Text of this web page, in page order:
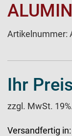
Artikelnummer:
Ihr
zzgl. MwSt. 19%.
Versandfertig in: